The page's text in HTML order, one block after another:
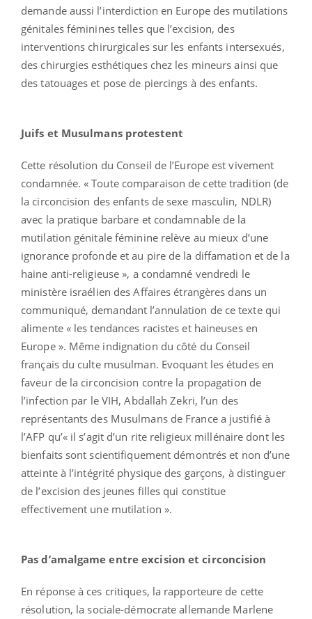
demande aussi l’interdiction en Europe des mutilations
génitales féminines telles que l’excision, des
interventions chirurgicales sur les enfants intersexués,
des chirurgies esthétiques chez les mineurs ainsi que
des tatouages et pose de piercings à des enfants.
Juifs et Musulmans protestent
Cette résolution du Conseil de l’Europe est vivement
condamnée. « Toute comparaison de cette tradition (de
la circoncision des enfants de sexe masculin, NDLR)
avec la pratique barbare et condamnable de la
mutilation génitale féminine relève au mieux d’une
ignorance profonde et au pire de la diffamation et de la
haine anti-religieuse », a condamné vendredi le
ministère israélien des Affaires étrangères dans un
communiqué, demandant l’annulation de ce texte qui
alimente « les tendances racistes et haineuses en
Europe ». Même indignation du côté du Conseil
français du culte musulman. Evoquant les études en
faveur de la circoncision contre la propagation de
l’infection par le VIH, Abdallah Zekri, l’un des
représentants des Musulmans de France a justifié à
l’AFP qu’« il s’agit d’un rite religieux millénaire dont les
bienfaits sont scientifiquement démontrés et non d’une
atteinte à l’intégrité physique des garçons, à distinguer
de l’excision des jeunes filles qui constitue
effectivement une mutilation ».
Pas d’amalgame entre excision et circoncision
En réponse à ces critiques, la rapporteure de cette
résolution, la sociale-démocrate allemande Marlene